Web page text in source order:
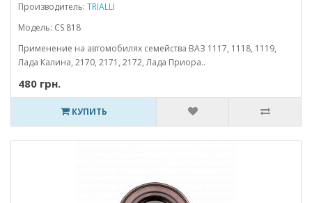
Производитель: TRIALLI
Модель: CS 818
Применение на автомобилях семейства ВАЗ 1117, 1118, 1119,
Лада Калина, 2170, 2171, 2172, Лада Приора..
480 грн.
КУПИТЬ